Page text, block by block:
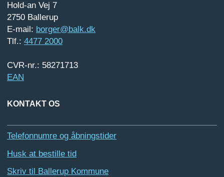
Hold-an Vej 7
2750 Ballerup
E-mail: borger@balk.dk
Tlf.: 4477 2000
CVR-nr.: 58271713
EAN
KONTAKT OS
Telefonnumre og åbningstider
Husk at bestille tid
Skriv til Ballerup Kommune